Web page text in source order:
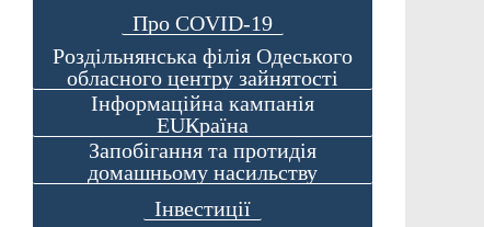
Про COVID-19
Роздільнянська філія Одеського
обласного центру зайнятості
Інформаційна кампанія
EUКраїна
Запобігання та протидія
домашньому насильству
Інвестиції